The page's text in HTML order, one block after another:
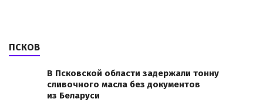
ПСКОВ
В Псковской области задержали тонну
сливочного масла без документов
из Беларуси